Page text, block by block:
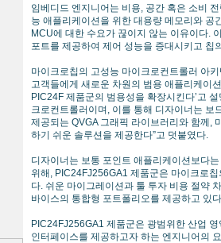
임베디드 엔지니어는 비용, 공간 혹은 소비
능 애플리케이션을 위한 대용량 메모리와
MCU에 대한 수요가 끊이지 않는 이유이다.
포트를 제공하여 제어 성능을 증대시키고 칩
마이크로칩의 고성능 마이크로컨트롤러 아
고객들에게 새로운 차원의 범용 애플리케이
PIC24F 제품군의 범용성을 확장시킨다’고
크로컨트롤러이며, 이를 통해 디자이너는 보
제공되는 QVGA 그래픽 라이브러리와 함께,
하기 쉬운 솔루션을 제공한다”고 덧붙였다.
디자이너는 보통 포인트 애플리케이션보다
위해, PIC24FJ256GA1 제품군은 마이크로
다. 쉬운 마이그레이션과 툴 투자 비용 절약
바이스의 통합형 포트폴리오를 제공하고 있
PIC24FJ256GA1 제품군은 광범위한 산업
인터페이스를 제공하고자 하는 엔지니어의